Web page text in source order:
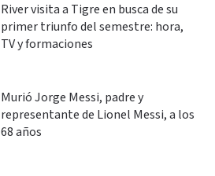
River visita a Tigre en busca de su
primer triunfo del semestre: hora,
TV y formaciones
Murió Jorge Messi, padre y
representante de Lionel Messi, a los
68 años